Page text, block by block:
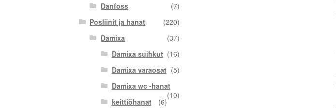
Danfoss
(7)
Posliinit ja hanat
(220)
Damixa
(37)
Damixa suihkut (16)
Damixa varaosat (5)
Damixa wc -hanat
(10)
keittiöhanat
(6)